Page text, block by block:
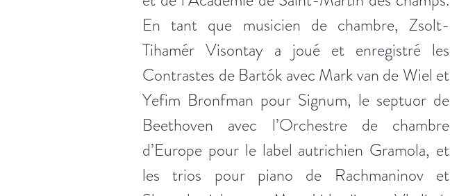
En tant que musicien de chambre, Zsolt-
Tihamér Visontay a joué et enregistré les
Contrastes de Bartók avec Mark van de Wiel et
Yefim Bronfman pour Signum, le septuor de
Beethoven avec l’Orchestre de chambre
d’Europe pour le label autrichien Gramola, et
les trios pour piano de Rachmaninov et